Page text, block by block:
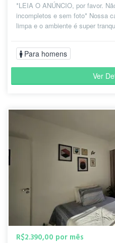
*LEIA O ANÚNCIO, por favor.
incompletos e sem foto* Nossa
limpa e o ambiente é super
Para homens
Ver
R$2.390,00 por mês